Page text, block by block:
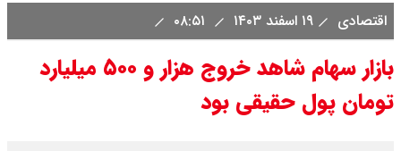
اقتصادی ۱۹ اسفند ۱۴۰۳
بازار سهام شاهد خروج‌ هزار و ۵۰۰ میلیارد
‌تومان پول حقیقی بود‌